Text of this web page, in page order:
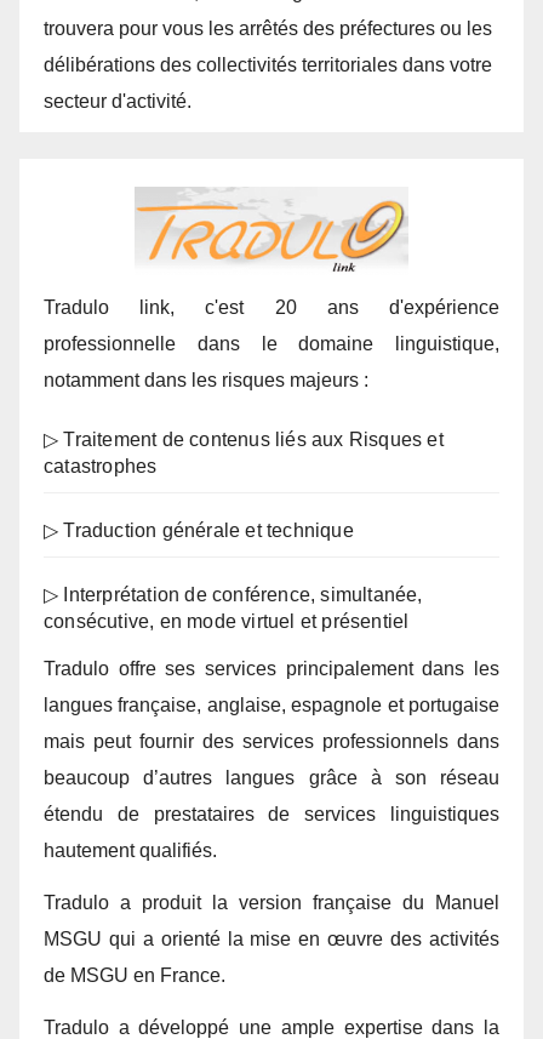
trouvera pour vous les arrêtés des préfectures ou les
délibérations des collectivités territoriales dans votre
secteur d'activité.
Tradulo link, c'est 20 ans d'expérience
professionnelle dans le domaine linguistique,
notamment dans les risques majeurs :
▷ Traitement de contenus liés aux Risques et
catastrophes
▷ Traduction générale et technique
▷ Interprétation de conférence, simultanée,
consécutive, en mode virtuel et présentiel
Tradulo offre ses services principalement dans les
langues française, anglaise, espagnole et portugaise
mais peut fournir des services professionnels dans
beaucoup d’autres langues grâce à son réseau
étendu de prestataires de services linguistiques
hautement qualifiés.
Tradulo a produit la version française du Manuel
MSGU qui a orienté la mise en œuvre des activités
de MSGU en France.
Tradulo a développé une ample expertise dans la